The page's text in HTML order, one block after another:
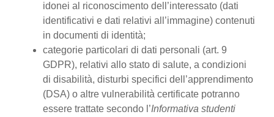
idonei al riconoscimento dell’interessato (dati
identificativi e dati relativi all’immagine) contenuti
in documenti di identità;
categorie particolari di dati personali (art. 9
GDPR), relativi allo stato di salute, a condizioni
di disabilità, disturbi specifici dell’apprendimento
(DSA) o altre vulnerabilità certificate potranno
essere trattate secondo l’Informativa studenti